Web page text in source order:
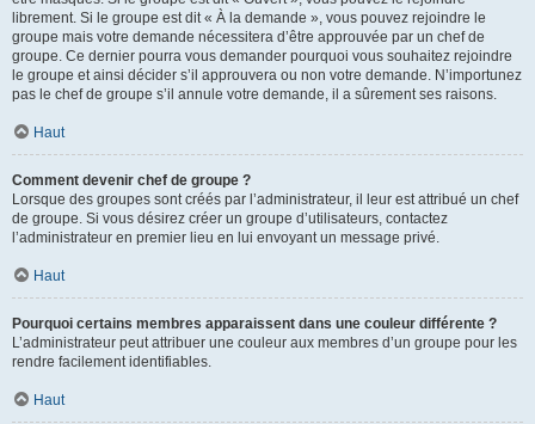
librement. Si le groupe est dit « À la demande », vous pouvez rejoindre le
groupe mais votre demande nécessitera d’être approuvée par un chef de
groupe. Ce dernier pourra vous demander pourquoi vous souhaitez rejoindre
le groupe et ainsi décider s’il approuvera ou non votre demande. N’importunez
pas le chef de groupe s’il annule votre demande, il a sûrement ses raisons.
Haut
Comment devenir chef de groupe ?
Lorsque des groupes sont créés par l’administrateur, il leur est attribué un chef
de groupe. Si vous désirez créer un groupe d’utilisateurs, contactez
l’administrateur en premier lieu en lui envoyant un message privé.
Haut
Pourquoi certains membres apparaissent dans une couleur différente ?
L’administrateur peut attribuer une couleur aux membres d’un groupe pour les
rendre facilement identifiables.
Haut